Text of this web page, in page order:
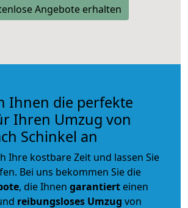
Angebote erhalten
Ihnen die perfekte
Ihren Umzug von
Schinkel an
Ihre kostbare Zeit und lassen Sie
Bei uns bekommen Sie die
, die Ihnen garantiert einen
reibungsloses Umzug von